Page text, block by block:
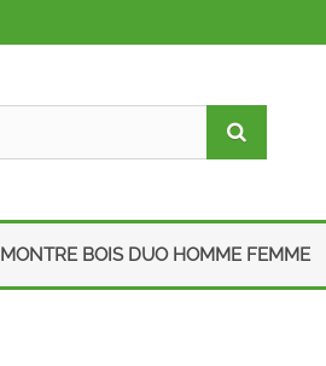
MONTRE BOIS DUO HOMME FEMME